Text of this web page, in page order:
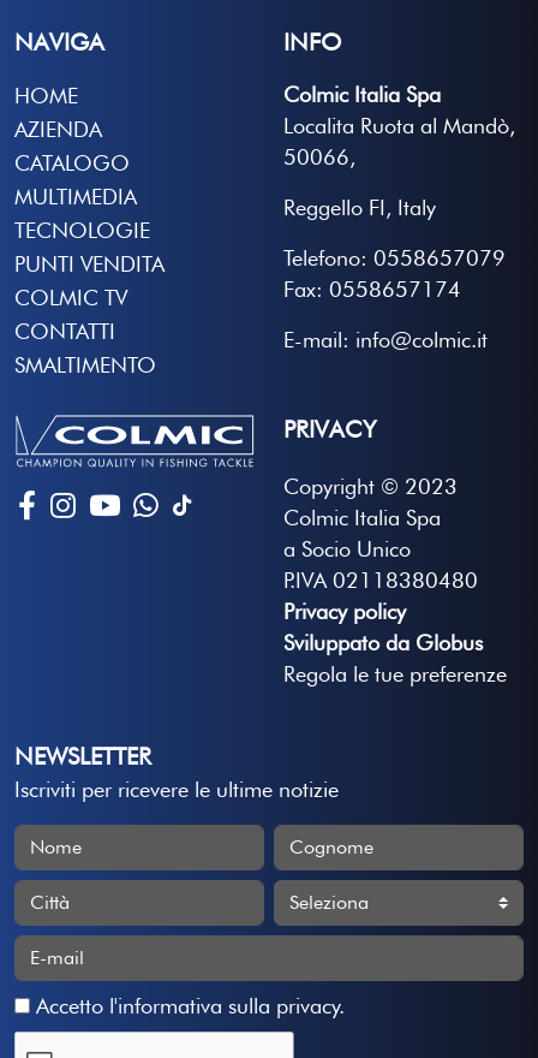
NAVIGA
HOME
AZIENDA
CATALOGO
MULTIMEDIA
TECNOLOGIE
PUNTI VENDITA
COLMIC TV
CONTATTI
SMALTIMENTO
INFO
Colmic Italia Spa
Localita Ruota al Mandò,
50066,
Reggello FI, Italy
Telefono: 0558657079
Fax: 0558657174
E-mail: info@colmic.it
PRIVACY
Copyright © 2023
Colmic Italia Spa
a Socio Unico
P.IVA 02118380480
Privacy policy
Sviluppato da Globus
Regola le tue preferenze
NEWSLETTER
Iscriviti per ricevere le ultime notizie
Accetto l'informativa sulla privacy.